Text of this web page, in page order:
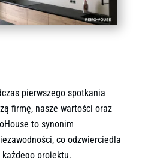
pierwszego spotkania
firmę, nasze wartości oraz
to synonim
co odzwierciedla
projektu.